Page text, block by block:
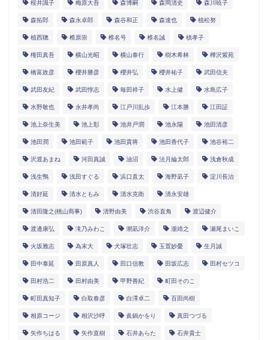
桜井識子 梅原大吾 森博嗣 森岡清史 森川暁子
森拓郎 森永卓郎 森谷和正 森達也 植松努
植西聰 椎原崇 椎名号 椎名誠 槙孝子
権田真吾 横山光昭 横山泰行 樹木希林 樺沢紫苑
橋富政彦 櫻井勝彦 櫻井弘 櫻井祐子 武田信夫
武田友紀 武田惇志 毎田祥子 水上健 水島広子
水野敬也 永井孝尚 江戸川乱歩 江本勝 江田証
池上奈生美 池上彰 池井戸潤 池永陽 池田清彦
池田潤 池田範子 池田貴将 池田香代子 池谷裕二
沢渡あまね 河田真誠 油沼 法月綸太郎 浅倉秋成
浅生鴨 浅田すぐる 浜口直太 海野凪子 淀川長治
清好延 清水ともみ 清水克衛 清永安雄
清田隆之(桃山商事) 清野由美 渋谷直角 渡辺健介
渡邊康弘 滝乃みわこ 潮凪洋介 瀧靖之 瀬尾まいこ
火坂雅志 為末大 犬塚壮志 玉置妙憂 生月誠
田中泰延 田原真人 田口信教 田坂広志 田村セツコ
田村浩二 田村由美 甲野善紀 町田そのこ
町田真知子 白取春彦 白澤卓二 百田尚樹
相原コージ 相沢沙呼 眞鍋かをり 真田つづる
矢作ちはる 矢作直樹 石井あらた 石井貴士